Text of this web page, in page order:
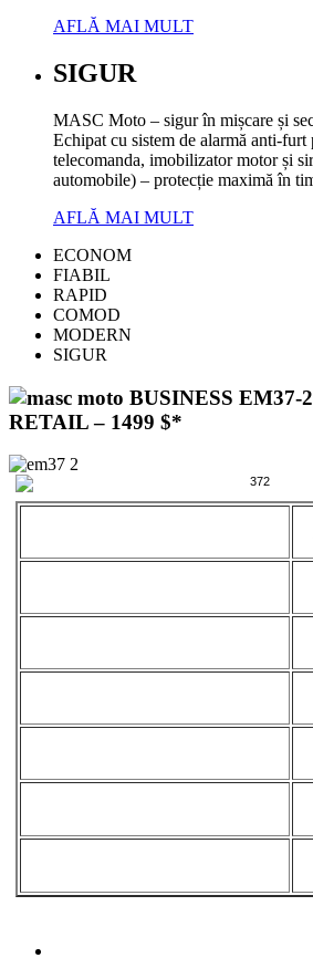
AFLĂ MAI MULT
SIGUR
MASC Moto – sigur în mișcare și
Echipat cu sistem de alarmă anti-furt
telecomanda, imobilizator motor și
automobile) – protecție maximă în
AFLĂ MAI MULT
ECONOM
FIABIL
RAPID
COMOD
MODERN
SIGUR
BUSINESS
RETAIL – 1499 $*